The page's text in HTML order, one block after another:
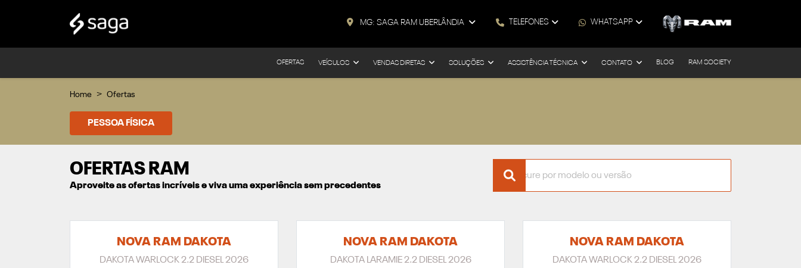
MG: SAGA RAM UBERLÂNDIA TELEFONES WHATSAPP
OFERTAS VEÍCULOS VENDAS DIRETAS SOLUÇÕES ASSISTÊNCIA TÉCNICA CONTATO BLOG RAM SOCIETY
Home Ofertas
PESSOA FÍSICA
OFERTAS RAM
Aproveite as ofertas incríveis e viva uma experiência sem precedentes
NOVA RAM DAKOTA
DAKOTA WARLOCK 2.2 DIESEL 2026
NOVA RAM DAKOTA
DAKOTA LARAMIE 2.2 DIESEL 2026
NOVA RAM DAKOTA
DAKOTA WARLOCK 2.2 DIESEL 2026